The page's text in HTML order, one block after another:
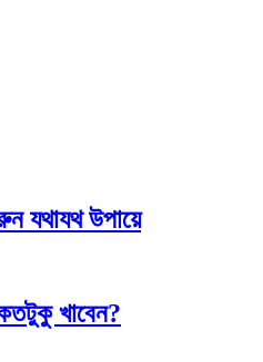
যথাযথ উপায়ে
খাবেন?